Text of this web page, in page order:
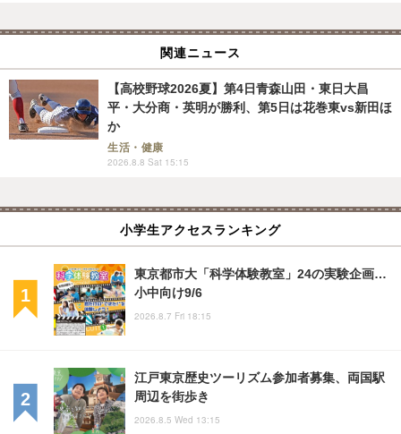
関連ニュース
【高校野球2026夏】第4日青森山田・東日大昌
平・大分商・英明が勝利、第5日は花巻東vs新田ほ
か
生活・健康
2026.8.8 Sat 15:15
小学生アクセスランキング
東京都市大「科学体験教室」24の実験企画…
小中向け9/6
2026.8.7 Fri 18:15
江戸東京歴史ツーリズム参加者募集、両国駅
周辺を街歩き
2026.8.5 Wed 13:15